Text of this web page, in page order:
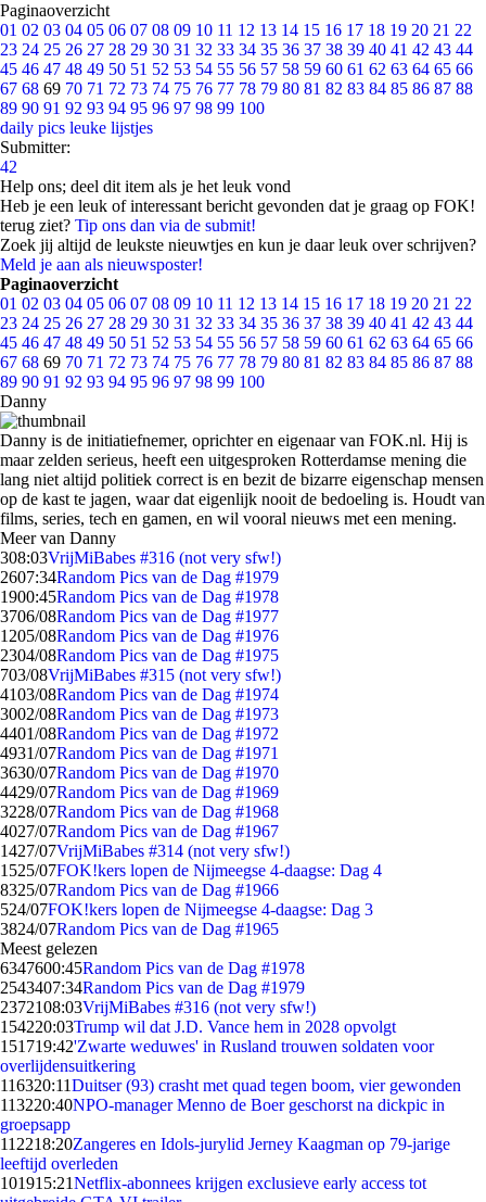
Paginaoverzicht
01 02 03 04 05 06 07 08 09 10 11 12 13 14 15 16 17 18 19 20 21 22
23 24 25 26 27 28 29 30 31 32 33 34 35 36 37 38 39 40 41 42 43 44
45 46 47 48 49 50 51 52 53 54 55 56 57 58 59 60 61 62 63 64 65 66
67 68 69 70 71 72 73 74 75 76 77 78 79 80 81 82 83 84 85 86 87 88
89 90 91 92 93 94 95 96 97 98 99 100
daily pics leuke lijstjes
Submitter:
42
Help ons; deel dit item als je het leuk vond
Heb je een leuk of interessant bericht gevonden dat je graag op FOK!
terug ziet? Tip ons dan via de submit!
Zoek jij altijd de leukste nieuwtjes en kun je daar leuk over schrijven?
Meld je aan als nieuwsposter!
Paginaoverzicht
01 02 03 04 05 06 07 08 09 10 11 12 13 14 15 16 17 18 19 20 21 22
23 24 25 26 27 28 29 30 31 32 33 34 35 36 37 38 39 40 41 42 43 44
45 46 47 48 49 50 51 52 53 54 55 56 57 58 59 60 61 62 63 64 65 66
67 68 69 70 71 72 73 74 75 76 77 78 79 80 81 82 83 84 85 86 87 88
89 90 91 92 93 94 95 96 97 98 99 100
Danny
Danny is de initiatiefnemer, oprichter en eigenaar van FOK.nl. Hij is
maar zelden serieus, heeft een uitgesproken Rotterdamse mening die
lang niet altijd politiek correct is en bezit de bizarre eigenschap mensen
op de kast te jagen, waar dat eigenlijk nooit de bedoeling is. Houdt van
films, series, tech en gamen, en wil vooral nieuws met een mening.
Meer van Danny
308:03VrijMiBabes #316 (not very sfw!)
2607:34Random Pics van de Dag #1979
1900:45Random Pics van de Dag #1978
3706/08Random Pics van de Dag #1977
1205/08Random Pics van de Dag #1976
2304/08Random Pics van de Dag #1975
703/08VrijMiBabes #315 (not very sfw!)
4103/08Random Pics van de Dag #1974
3002/08Random Pics van de Dag #1973
4401/08Random Pics van de Dag #1972
4931/07Random Pics van de Dag #1971
3630/07Random Pics van de Dag #1970
4429/07Random Pics van de Dag #1969
3228/07Random Pics van de Dag #1968
4027/07Random Pics van de Dag #1967
1427/07VrijMiBabes #314 (not very sfw!)
1525/07FOK!kers lopen de Nijmeegse 4-daagse: Dag 4
8325/07Random Pics van de Dag #1966
524/07FOK!kers lopen de Nijmeegse 4-daagse: Dag 3
3824/07Random Pics van de Dag #1965
Meest gelezen
6347600:45Random Pics van de Dag #1978
2543407:34Random Pics van de Dag #1979
2372108:03VrijMiBabes #316 (not very sfw!)
154220:03Trump wil dat J.D. Vance hem in 2028 opvolgt
151719:42'Zwarte weduwes' in Rusland trouwen soldaten voor
overlijdensuitkering
116320:11Duitser (93) crasht met quad tegen boom, vier gewonden
113220:40NPO-manager Menno de Boer geschorst na dickpic in
groepsapp
112218:20Zangeres en Idols-jurylid Jerney Kaagman op 79-jarige
leeftijd overleden
101915:21Netflix-abonnees krijgen exclusieve early access tot